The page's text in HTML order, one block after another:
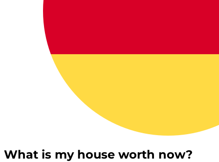
What is my house worth now?